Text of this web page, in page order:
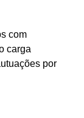
com
carga
por